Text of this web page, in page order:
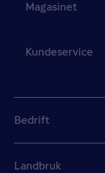
Magasinet
Kundeservice
Bedrift
Landbruk